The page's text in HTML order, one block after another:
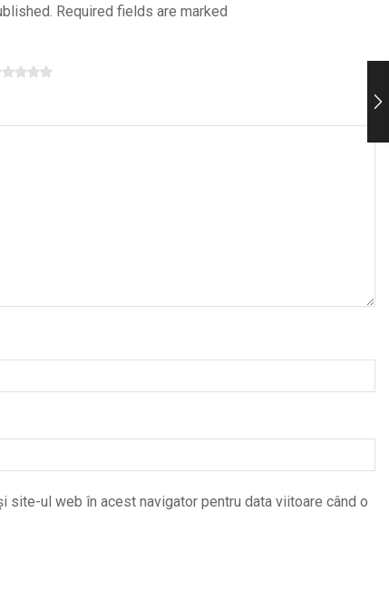
Required fields are marked
site-ul web în acest navigator pentru data viitoare când o